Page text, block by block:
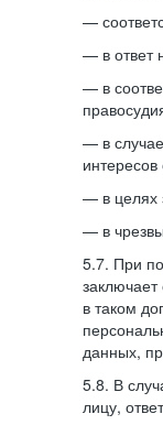
—
— в ответ
— в
— в
— в целях
— в
5.7. При
в таком
данных,
5.8. В
лицу,